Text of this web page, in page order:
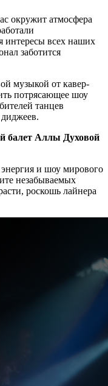
окружит атмосфера
интересы всех наших
заботится
музыкой от кавер-
потрясающее шоу
танцев
балет Аллы Духовой
и шоу мирового
незабываемых
роскошь лайнера